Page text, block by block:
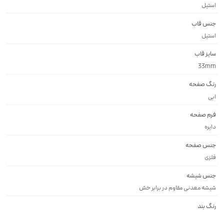
استيل
جنس قاب
استيل
سایز قاب
33mm
رنگ صفحه
ابى
فرم صفحه
دايره
جنس صفحه
فلزى
جنس شیشه
شيشه معدنى مقاوم در برابر خش
رنگ بند